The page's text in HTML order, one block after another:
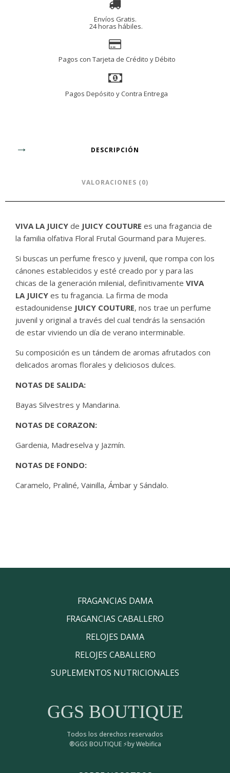
Envíos Gratis.
24 horas hábiles.
Pagos con Tarjeta de Crédito y Débito
Pagos Depósito y Contra Entrega
DESCRIPCIÓN
VALORACIONES (0)
VIVA LA JUICY de JUICY COUTURE es una fragancia de
la familia olfativa Floral Frutal Gourmand para Mujeres.
Si buscas un perfume fresco y juvenil, que rompa con los
cánones establecidos y esté creado por y para las
chicas de la generación milenial, definitivamente VIVA
LA JUICY es tu fragancia. La firma de moda
estadounidense JUICY COUTURE, nos trae un perfume
juvenil y original a través del cual tendrás la sensación
de estar viviendo un día de verano interminable.
Su composición es un tándem de aromas afrutados con
delicados aromas florales y deliciosos dulces.
NOTAS DE SALIDA:
Bayas Silvestres y Mandarina.
NOTAS DE CORAZON:
Gardenia, Madreselva y Jazmín.
NOTAS DE FONDO:
Caramelo, Praliné, Vainilla, Ámbar y Sándalo.
FRAGANCIAS DAMA
FRAGANCIAS CABALLERO
RELOJES DAMA
RELOJES CABALLERO
SUPLEMENTOS NUTRICIONALES
GGS BOUTIQUE
Todos los derechos reservados
®GGS BOUTIQUE ⚡by Webifica